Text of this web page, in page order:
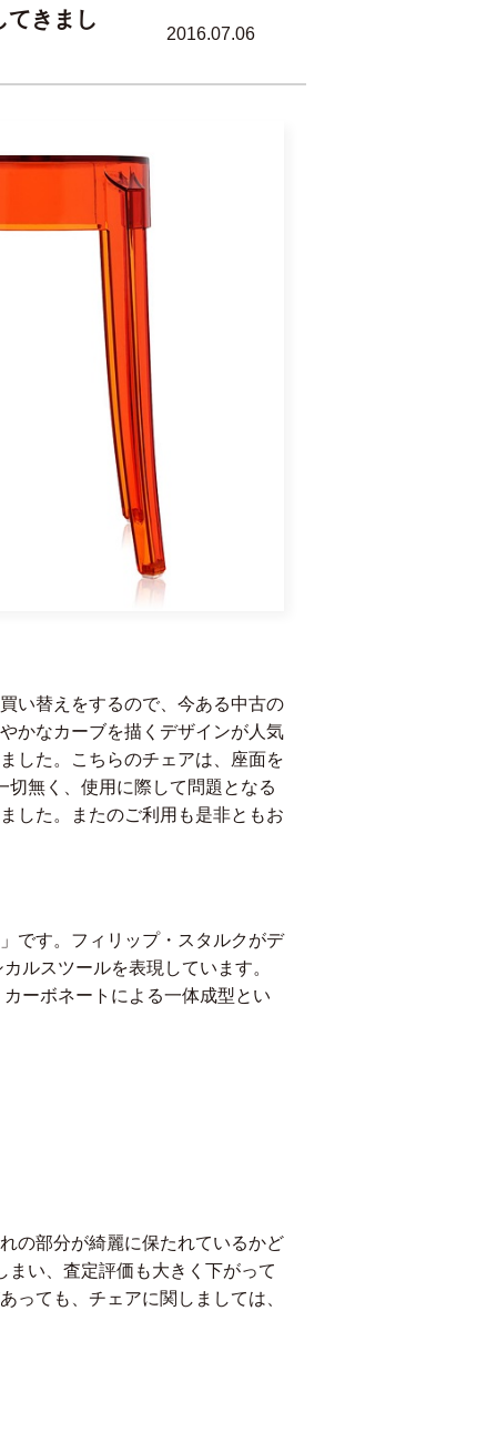
2016.07.06
てきまし
い替えをするので、今ある中古の
かなカーブを描くデザインが人気
した。こちらのチェアは、座面を
無く、使用に際して問題となる
した。またのご利用も是非ともお
です。フィリップ・スタルクがデ
ルスツールを表現しています。
ーボネートによる一体成型とい
の部分が綺麗に保たれているかど
い、査定評価も大きく下がって
っても、チェアに関しましては、